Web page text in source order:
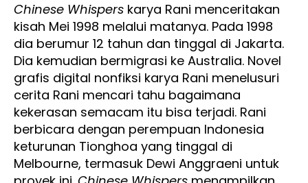
Chinese Whispers karya Rani menceritakan
kisah Mei 1998 melalui matanya. Pada 1998
dia berumur 12 tahun dan tinggal di Jakarta.
Dia kemudian bermigrasi ke Australia. Novel
grafis digital nonfiksi karya Rani menelusuri
cerita Rani mencari tahu bagaimana
kekerasan semacam itu bisa terjadi. Rani
berbicara dengan perempuan Indonesia
keturunan Tionghoa yang tinggal di
Melbourne, termasuk Dewi Anggraeni untuk